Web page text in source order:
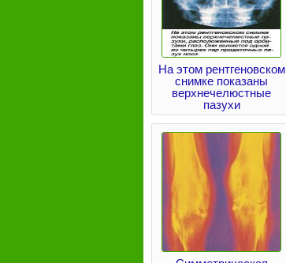
На этом рентгеновском
снимке показаны
верхнечелюстные
пазухи